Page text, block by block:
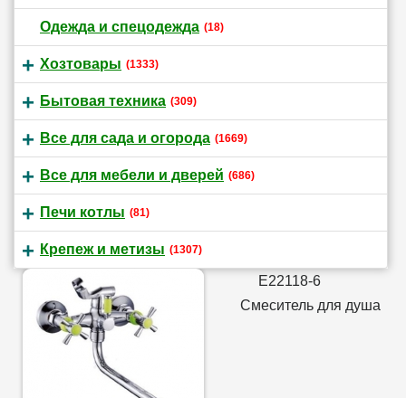
Одежда и спецодежда (18)
Хозтовары (1333)
Бытовая техника (309)
Все для сада и огорода (1669)
Все для мебели и дверей (686)
Печи котлы (81)
Крепеж и метизы (1307)
E22118-6
Смеситель для душа